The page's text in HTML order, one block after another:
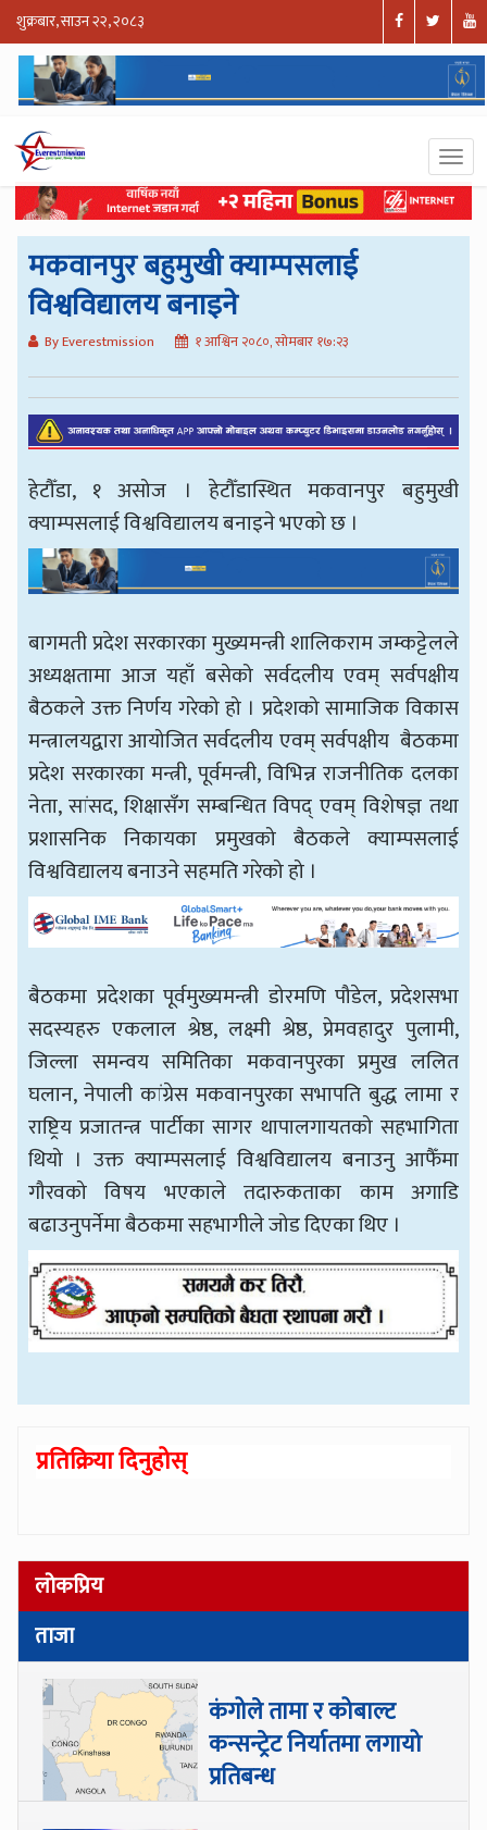
शुक्रबार, साउन २२, २०८३
मकवानपुर बहुमुखी क्याम्पसलाई
विश्वविद्यालय बनाइने
By Everestmission १ आश्विन २०८०, सोमबार १७:२३
हेटौँडा, १ असोज । हेटौँडास्थित मकवानपुर बहुमुखी
क्याम्पसलाई विश्वविद्यालय बनाइने भएको छ ।
बागमती प्रदेश सरकारका मुख्यमन्त्री शालिकराम जम्कट्टेलले
अध्यक्षतामा आज यहाँ बसेको सर्वदलीय एवम् सर्वपक्षीय
बैठकले उक्त निर्णय गरेको हो । प्रदेशको सामाजिक विकास
मन्त्रालयद्वारा आयोजित सर्वदलीय एवम् सर्वपक्षीय बैठकमा
प्रदेश सरकारका मन्त्री, पूर्वमन्त्री, विभिन्न राजनीतिक दलका
नेता, सांसद, शिक्षासँग सम्बन्धित विपद् एवम् विशेषज्ञ तथा
प्रशासनिक निकायका प्रमुखको बैठकले क्याम्पसलाई
विश्वविद्यालय बनाउने सहमति गरेको हो ।
बैठकमा प्रदेशका पूर्वमुख्यमन्त्री डोरमणि पौडेल, प्रदेशसभा
सदस्यहरु एकलाल श्रेष्ठ, लक्ष्मी श्रेष्ठ, प्रेमवहादुर पुलामी,
जिल्ला समन्वय समितिका मकवानपुरका प्रमुख ललित
घलान, नेपाली कांग्रेस मकवानपुरका सभापति बुद्ध लामा र
राष्ट्रिय प्रजातन्त्र पार्टीका सागर थापालगायतको सहभागिता
थियो । उक्त क्याम्पसलाई विश्वविद्यालय बनाउनु आफैँमा
गौरवको विषय भएकाले तदारुकताका काम अगाडि
बढाउनुपर्नेमा बैठकमा सहभागीले जोड दिएका थिए ।
प्रतिक्रिया दिनुहोस्
लोकप्रिय
ताजा
कंगोले तामा र कोबाल्ट
कन्सन्ट्रेट निर्यातमा लगायो
प्रतिबन्ध